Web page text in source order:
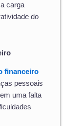
carga
do
financeiro
pessoais
uma falta